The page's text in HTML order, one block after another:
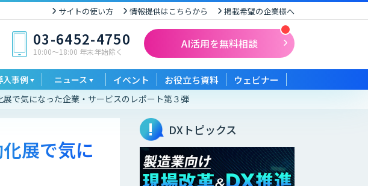
サイトの使い方 情報提供はこちらから 掲載希望の企業様へ
03-6452-4750
10:00〜18:00 年末年始除く
AI活用を無料相談
入事例 ニュース イベント お役立ち資料 ウェビナー
で気になった企業・サービスのレポート第３弾
展で気に
DXトピックス